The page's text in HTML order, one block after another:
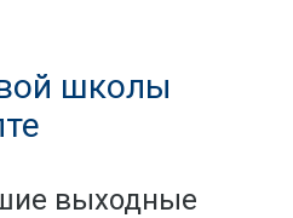
школы
выходные